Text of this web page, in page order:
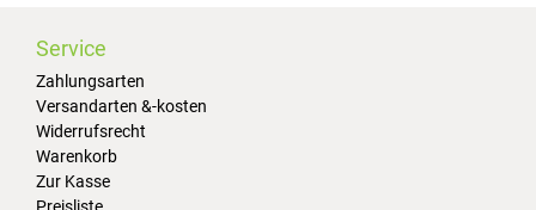
Service
Zahlungsarten
Versandarten &-kosten
Widerrufsrecht
Warenkorb
Zur Kasse